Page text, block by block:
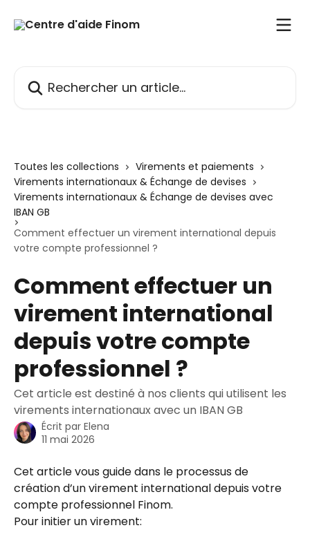
Toutes les collections
Virements et paiements
Virements internationaux & Échange de devises
Virements internationaux & Échange de devises avec
IBAN GB
Comment effectuer un virement international depuis
votre compte professionnel ?
Comment effectuer un
virement international
depuis votre compte
professionnel ?
Cet article est destiné à nos clients qui utilisent les
virements internationaux avec un IBAN GB
Écrit par Elena
11 mai 2026
Cet article vous guide dans le processus de
création d’un virement international depuis votre
compte professionnel Finom.
Pour initier un virement: